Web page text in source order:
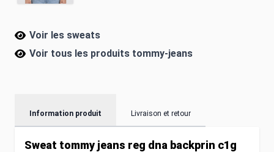
Voir les sweats
Voir tous les produits tommy-jeans
Information produit Livraison et retour
Sweat tommy jeans reg dna backprin c1g